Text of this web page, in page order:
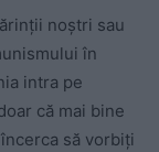
noștri sau
în
intra pe
că mai bine
să vorbiți